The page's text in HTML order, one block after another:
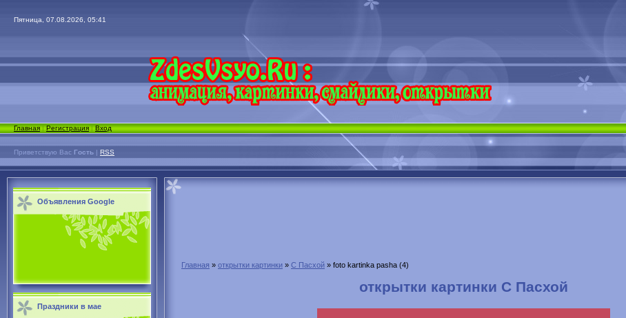
Пятница, 07.08.2026, 05:41
Главная|Регистрация|Вход
Приветствую Вас Гость | RSS
Объявления Google
Праздники в мае
Главная » открытки картинки » С Пасхой » foto kartinka pasha (4)
открытки картинки С Пасхой